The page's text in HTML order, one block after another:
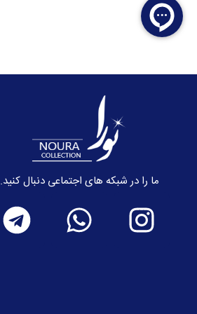
ما را در شبکه های اجتماعی دنبال کنید.